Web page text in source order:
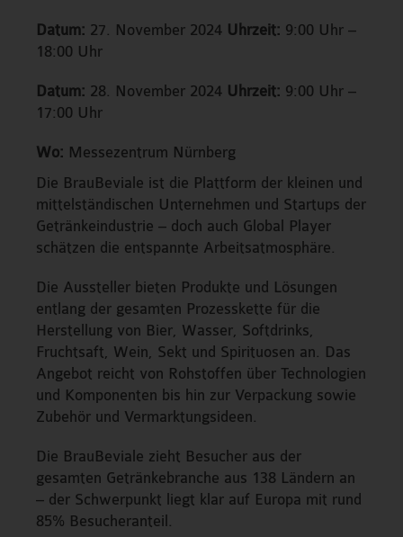
Datum: 27. November 2024 Uhrzeit: 9:00 Uhr –
18:00 Uhr
Datum: 28. November 2024 Uhrzeit: 9:00 Uhr –
17:00 Uhr
Wo: Messezentrum Nürnberg
Die BrauBeviale ist die Plattform der kleinen und
mittelständischen Unternehmen und Startups der
Getränkeindustrie – doch auch Global Player
schätzen die entspannte Arbeitsatmosphäre.
Die Aussteller bieten Produkte und Lösungen
entlang der gesamten Prozesskette für die
Herstellung von Bier, Wasser, Softdrinks,
Fruchtsaft, Wein, Sekt und Spirituosen an. Das
Angebot reicht von Rohstoffen über Technologien
und Komponenten bis hin zur Verpackung sowie
Zubehör und Vermarktungsideen.
Die BrauBeviale zieht Besucher aus der
gesamten Getränkebranche aus 138 Ländern an
– der Schwerpunkt liegt klar auf Europa mit rund
85% Besucheranteil.